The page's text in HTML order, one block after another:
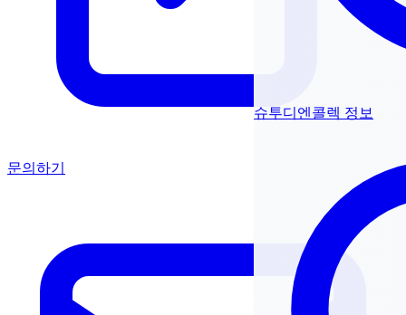
슈투디엔콜렉 정보
문의하기